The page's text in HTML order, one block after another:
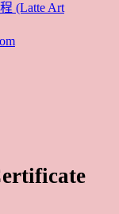
(Latte Art